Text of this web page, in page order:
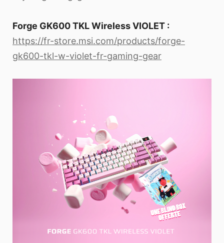
Forge GK600 TKL Wireless VIOLET :
https://fr-store.msi.com/products/forge-
gk600-tkl-w-violet-fr-gaming-gear